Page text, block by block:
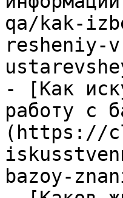
qa/kak-
resheniy-
- [Как
работу с
(https://
bazoy-